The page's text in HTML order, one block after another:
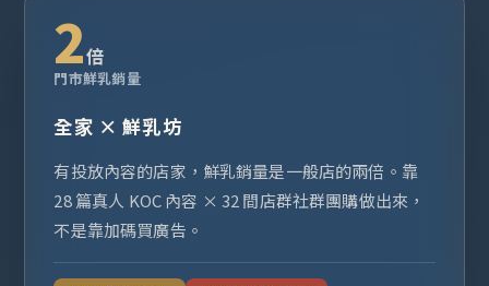
2倍
門市鮮乳銷量
全家 × 鮮乳坊
有投放內容的店家，鮮乳銷量是一般店的兩倍。靠
28 篇真人 KOC 內容 × 32 間店群社群團購做出來，
不是靠加碼買廣告。